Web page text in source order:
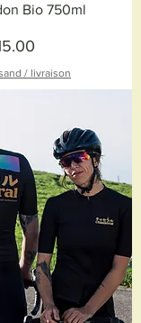
Bio 750ml
/ livraison